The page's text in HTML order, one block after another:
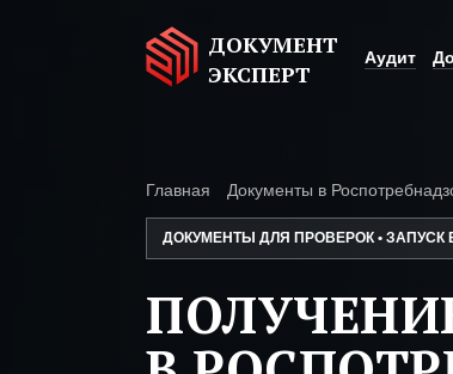
ДОКУМЕНТ
ЭКСПЕРТ
Аудит
Главная Документы в
ДОКУМЕНТЫ ДЛЯ ПРОВЕРОК • ЗАПУСК